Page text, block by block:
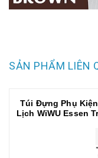
SẢN PHẨM LIÊN
Túi Đựng Phụ
Lịch WiWU Essen